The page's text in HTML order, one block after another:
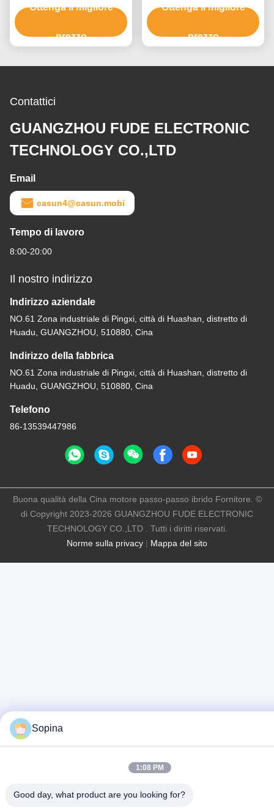
per lo strumento di misura
Ottenga il migliore
prezzo
del router unipolare 1.7A
Ottenga il migliore
prezzo
Contattici
GUANGZHOU FUDE ELECTRONIC
TECHNOLOGY CO.,LTD
Email
casun4@casun.mobi
Tempo di lavoro
8:00-20:00
Il nostro indirizzo
Indirizzo aziendale
NO.61 Zona industriale di Pingxi, città di Huashan, distretto di
Huadu, GUANGZHOU, 510880, Cina
Indirizzo della fabbrica
NO.61 Zona industriale di Pingxi, città di Huashan, distretto di
Huadu, GUANGZHOU, 510880, Cina
Telefono
86-13539447986
Norme sulla privacy | Mappa del sito
Buona qualità della Cina motore passo-passo ibrido Fornitore. ©
di Copyright 2023-2026 GUANGZHOU FUDE ELECTRONIC
TECHNOLOGY CO.,LTD . Tutti i diritti riservati.
Sopina
1:08 PM
Good day, what product are you looking for?